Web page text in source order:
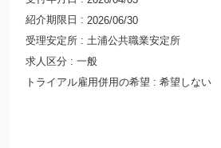
紹介期限日
2026/06/30
受理安定所
土浦公共職業安定所
求人区分
一般
トライアル雇用併用の希望
希望しない